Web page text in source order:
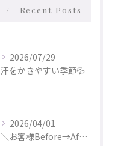
Recent Posts
2026/07/29
汗をかきやすい季節💦
2026/04/01
＼お客様Before→After✨／